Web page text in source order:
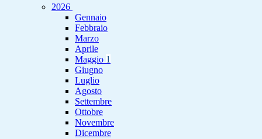
2026
Gennaio
Febbraio
Marzo
Aprile
Maggio 1
Giugno
Luglio
Agosto
Settembre
Ottobre
Novembre
Dicembre